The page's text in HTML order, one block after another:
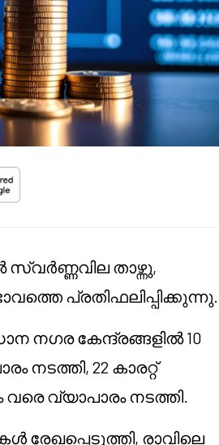
താഴ്ന്നു,
പ്രതിഫലിപ്പിക്കുന്നു.
നഗര കേന്ദ്രങ്ങളിൽ 10
നടത്തി, 22 കാരറ്റ്
വരെ വ്യാപാരം നടത്തി.
രേഖപ്പെടുത്തി, രാവിലെ